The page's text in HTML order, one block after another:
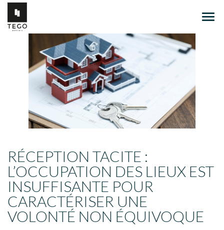
RÉCEPTION TACITE :
L’OCCUPATION DES LIEUX EST
INSUFFISANTE POUR
CARACTÉRISER UNE
VOLONTÉ NON ÉQUIVOQUE